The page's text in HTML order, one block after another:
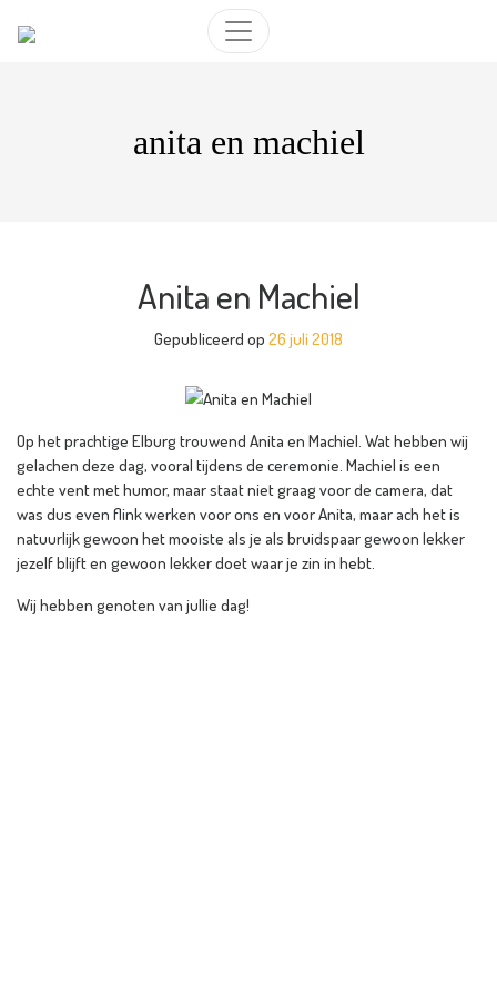
anita en machiel
Anita en Machiel
Gepubliceerd op 26 juli 2018
Op het prachtige Elburg trouwend Anita en Machiel. Wat hebben wij
gelachen deze dag, vooral tijdens de ceremonie. Machiel is een
echte vent met humor, maar staat niet graag voor de camera, dat
was dus even flink werken voor ons en voor Anita, maar ach het is
natuurlijk gewoon het mooiste als je als bruidspaar gewoon lekker
jezelf blijft en gewoon lekker doet waar je zin in hebt.
Wij hebben genoten van jullie dag!